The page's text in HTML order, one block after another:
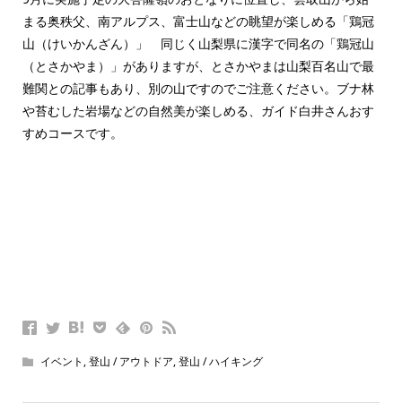
まる奥秩父、南アルプス、富士山などの眺望が楽しめる「鶏冠
山（けいかんざん）」 同じく山梨県に漢字で同名の「鶏冠山
（とさかやま）」がありますが、とさかやまは山梨百名山で最
難関との記事もあり、別の山ですのでご注意ください。ブナ林
や苔むした岩場などの自然美が楽しめる、ガイド白井さんおす
すめコースです。
イベント ,登山 / アウトドア,登山 / ハイキング